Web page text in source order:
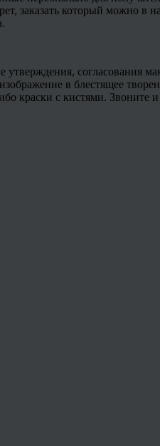
заказать который можно
согласования
в блестящее
краски с кистями. Звоните и